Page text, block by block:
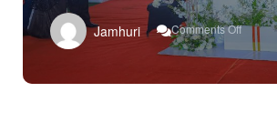
Jamhuri Comments Off
On
Makamu
Wa